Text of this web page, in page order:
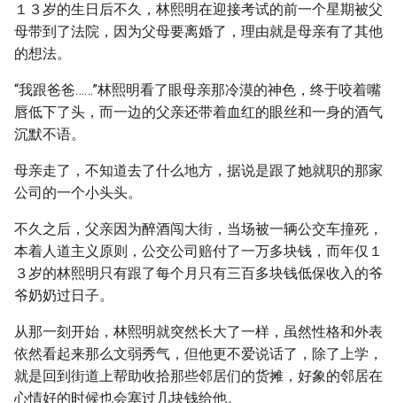
１３岁的生日后不久，林熙明在迎接考试的前一个星期被父
母带到了法院，因为父母要离婚了，理由就是母亲有了其他
的想法。
“我跟爸爸……”林熙明看了眼母亲那冷漠的神色，终于咬着嘴
唇低下了头，而一边的父亲还带着血红的眼丝和一身的酒气
沉默不语。
母亲走了，不知道去了什么地方，据说是跟了她就职的那家
公司的一个小头头。
不久之后，父亲因为醉酒闯大街，当场被一辆公交车撞死，
本着人道主义原则，公交公司赔付了一万多块钱，而年仅１
３岁的林熙明只有跟了每个月只有三百多块钱低保收入的爷
爷奶奶过日子。
从那一刻开始，林熙明就突然长大了一样，虽然性格和外表
依然看起来那么文弱秀气，但他更不爱说话了，除了上学，
就是回到街道上帮助收拾那些邻居们的货摊，好象的邻居在
心情好的时候也会塞过几块钱给他。